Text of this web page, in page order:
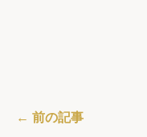
← 前の記事